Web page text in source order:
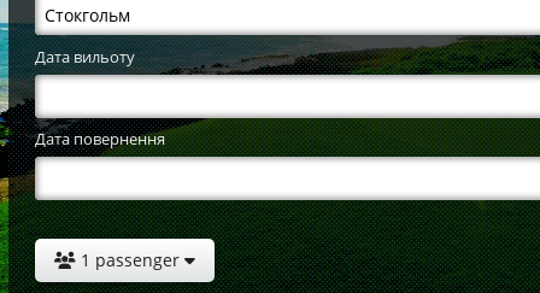
Дата вильоту
Дата повернення
1 passenger